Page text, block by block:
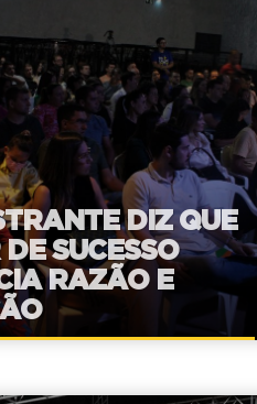
DIZ QUE
SUCESSO
RAZÃO E